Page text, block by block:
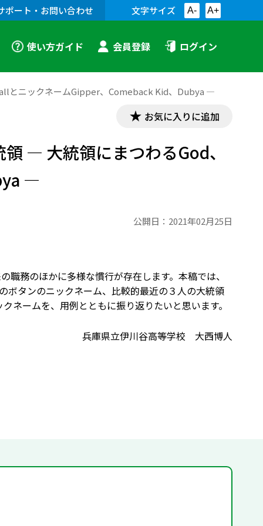
ポート・お問い合わせ 文字サイズ A- A+
使い方ガイド 会員登録 ログイン
とニックネームGipper、Comeback Kid、Dubya ―
お気に入りに追加
― 大統領にまつわるGod、
―
公開日： 2021年02月25日
務のほかに多様な慣行が存在します。本稿では、
ボタンのニックネーム、比較的最近の３人の大統領
ネームを、用例とともに振り返りたいと思います。
兵庫県立伊川谷高等学校 大西博人